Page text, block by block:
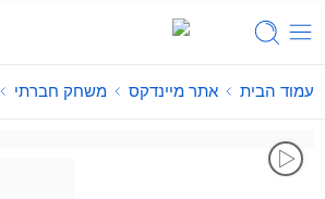
עמוד הבית אתר מיינדקס משחק חברתי